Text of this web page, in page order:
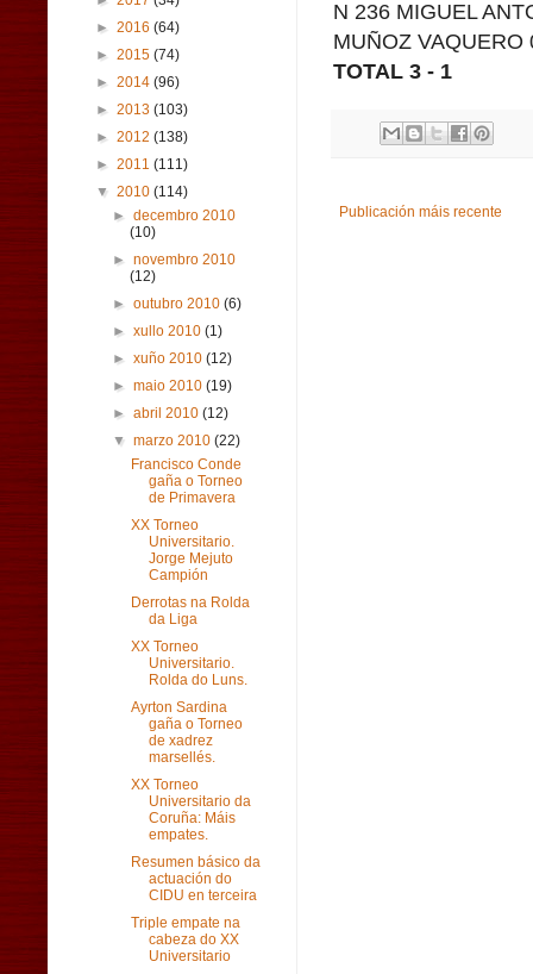
N 236 MIGUEL
MUÑOZ VAQUERO
TOTAL 3 - 1
Publicación máis recente
► 2016 (64)
► 2015 (74)
► 2014 (96)
► 2013 (103)
► 2012 (138)
► 2011 (111)
▼ 2010 (114)
►decembro 2010
(10)
►novembro 2010
(12)
►outubro 2010(6)
►xullo 2010(1)
►xuño 2010(12)
►maio 2010(19)
►abril 2010(12)
▼marzo 2010(22)
Francisco Conde
gaña o Torneo
de Primavera
XX Torneo
Universitario.
Jorge Mejuto
Campión
Derrotas na Rolda
da Liga
XX Torneo
Universitario.
Rolda do Luns.
Ayrton Sardina
gaña o Torneo
de xadrez
marsellés.
XX Torneo
Universitario da
Coruña: Máis
empates.
Resumen básico da
actuación do
CIDU en terceira
Triple empate na
cabeza do XX
Universitario